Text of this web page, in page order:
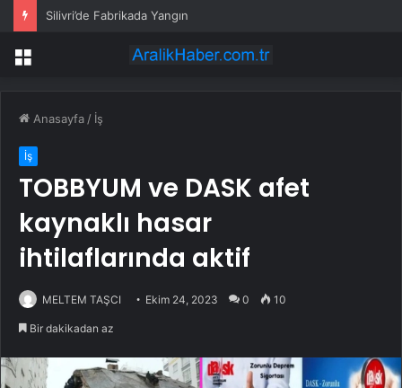
Silivri’de Fabrikada Yangın
Menü
Anasayfa / İş
İş
TOBBYUM ve DASK afet
kaynaklı hasar
ihtilaflarında aktif
MELTEM TAŞCI Ekim 24, 2023 0 10
Bir dakikadan az